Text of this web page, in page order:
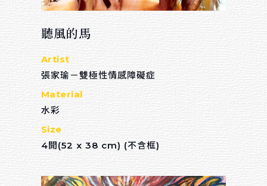
聽風的馬
Artist
張家瑜－雙極性情感障礙症
Material
水彩
Size
4開(52 x 38 cm) (不含框)